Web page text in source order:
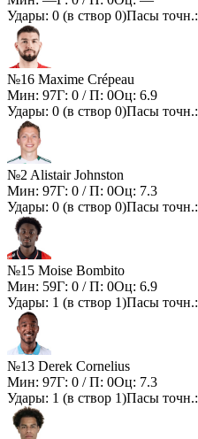
Удары: 0 (в створ 0)Пасы точн.:
№16 Maxime Crépeau
Мин: 97Г: 0 / П: 0Оц: 6.9
Удары: 0 (в створ 0)Пасы точн.:
№2 Alistair Johnston
Мин: 97Г: 0 / П: 0Оц: 7.3
Удары: 0 (в створ 0)Пасы точн.:
№15 Moise Bombito
Мин: 59Г: 0 / П: 0Оц: 6.9
Удары: 1 (в створ 1)Пасы точн.:
№13 Derek Cornelius
Мин: 97Г: 0 / П: 0Оц: 7.3
Удары: 1 (в створ 1)Пасы точн.: